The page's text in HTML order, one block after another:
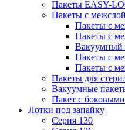
Пакеты EASY-
Пакеты с
Пакеты с
Пакеты с
Пакеты с
Пакеты с
Пакеты для
Вакуумные
Пакет с
Лотки под запайку
Серия 130